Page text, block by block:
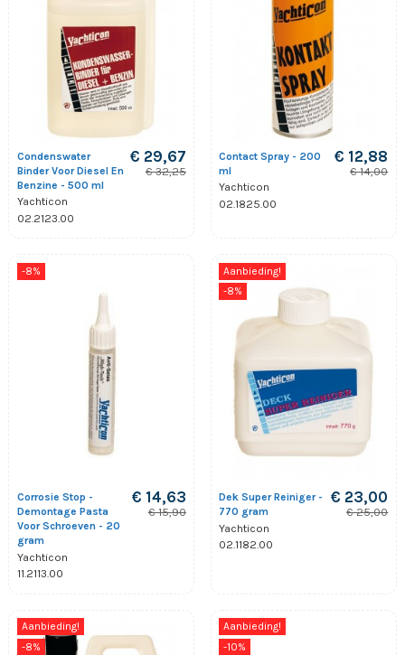
Condenswater
Binder Voor Diesel En
Benzine - 500 ml
Yachticon
02.2123.00
€ 29,67
€ 32,25
Contact Spray - 200
ml
Yachticon
02.1825.00
€ 12,88
€ 14,00
-8%
Corrosie Stop -
Demontage Pasta
Voor Schroeven - 20
gram
Yachticon
11.2113.00
€ 14,63
€ 15,90
Aanbieding!
-8%
Dek Super Reiniger -
770 gram
Yachticon
02.1182.00
€ 23,00
€ 25,00
Aanbieding!
-8%
Aanbieding!
-10%